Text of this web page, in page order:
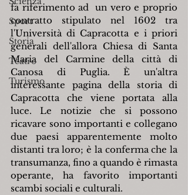
Sport
Storia
Teatro
Turismo
fa riferimento ad  un vero e proprio
contratto stipulato nel 1602 tra
l'Università di Capracotta e i priori
generali dell'allora Chiesa di Santa
Maria del Carmine della città di
Canosa di Puglia. È un'altra
interessante pagina della storia di
Capracotta che viene portata alla
luce. Le notizie che si possono
ricavare sono importanti e collegano
due paesi apparentemente molto
distanti tra loro; è la conferma che la
transumanza, fino a quando è rimasta
operante, ha favorito importanti
scambi sociali e culturali.